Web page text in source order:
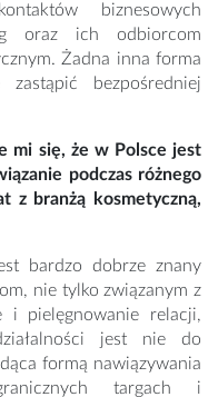
biznesowych
oraz ich odbiorcom
Żadna inna forma
bezpośredniej
mi się, że w Polsce jest
podczas różnego
z branżą kosmetyczną,
bardzo dobrze znany
nie tylko związanym z
i pielęgnowanie relacji,
jest nie do
formą nawiązywania
targach i